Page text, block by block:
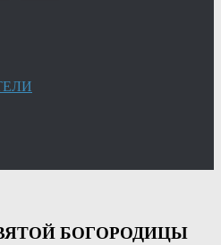
БОГОРОДИЦЫ